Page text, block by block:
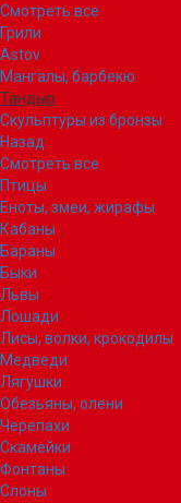
Смотреть все
Грили
Astov
Мангалы, барбекю
Тандыр
Скульптуры из бронзы
Назад
Смотреть все
Птицы
Еноты, змеи, жирафы
Кабаны
Бараны
Быки
Львы
Лошади
Лисы, волки, крокодилы
Медведи
Лягушки
Обезьяны, олени
Черепахи
Скамейки
Фонтаны
Слоны